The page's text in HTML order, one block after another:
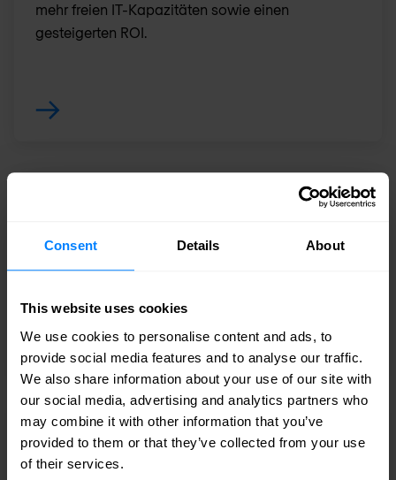
Consent Details About
This website uses cookies
We use cookies to personalise content and ads, to
provide social media features and to analyse our traffic.
We also share information about your use of our site with
our social media, advertising and analytics partners who
may combine it with other information that you’ve
provided to them or that they’ve collected from your use
of their services.
mehr freien IT-Kapazitäten sowie einen
gesteigerten ROI.
Erhalten Sie Planungssicherheit durch Bewertung
Ihrer Cyber Security.
Penetrationstests